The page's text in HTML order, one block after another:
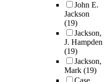
John E.
Jackson
(19)
Jackson,
J. Hampden
(19)
Jackson,
Mark (19)